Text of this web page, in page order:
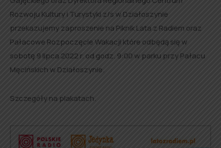
Rozwoju Kultury i Turystyki z/s w Działoszynie
przekazujemy zaproszenie na Piknik Lata z Radiem oraz
Pałacowe Rozpoczęcie Wakacji które odbędą się w
sobotę 9 lipca 2022 r. od godz. 9:00 w parku przy Pałacu
Męcińskich w Działoszynie.
Szczegóły na plakatach.